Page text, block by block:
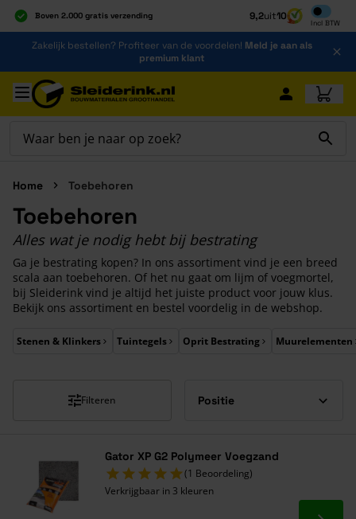
Boven 2.000 gratis verzending
Al 40 jaar dé specialist
Alles onder één dak
9,2uit10
Incl BTW
Inclusief
Ga naar de inhoud
Zakelijk bestellen? Profiteer van de voordelen! Meld je aan als
premium klant
Ga naar hoofdinhoud
Home Toebehoren
Toebehoren
Alles wat je nodig hebt bij bestrating
Ga je bestrating kopen? In ons assortiment vind je een breed
scala aan toebehoren. Of het nu gaat om lijm of voegmortel,
bij Sleiderink vind je altijd het juiste product voor jouw klus.
Bekijk ons assortiment en bestel voordelig in de webshop.
Druk om carrousel over te slaan
Stenen & Klinkers Tuintegels Oprit Bestrating Muurelementen
Filteren
Gator XP G2 Polymeer Voegzand
(1 Beoordeling)
Verkrijgbaar in 3 kleuren